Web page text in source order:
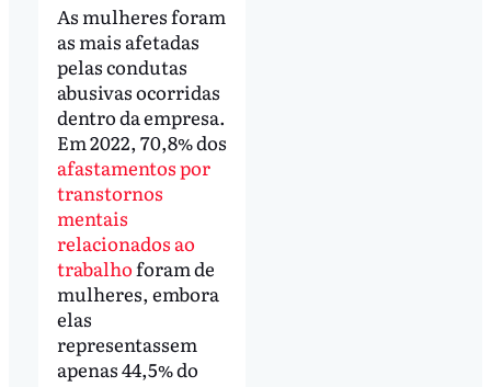
As mulheres foram
as mais afetadas
pelas condutas
abusivas ocorridas
dentro da empresa.
Em 2022, 70,8% dos
afastamentos por
transtornos
mentais
relacionados ao
trabalho foram de
mulheres, embora
elas
representassem
apenas 44,5% do